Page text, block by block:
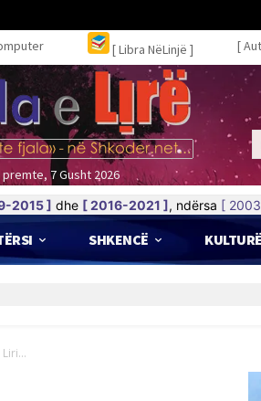
[ Libra NëLinjë ] [
premte, 7 Gusht 2026
2015 ] dhe [ 2016-2021 ], ndërsa [
SHKENCË KULTURË